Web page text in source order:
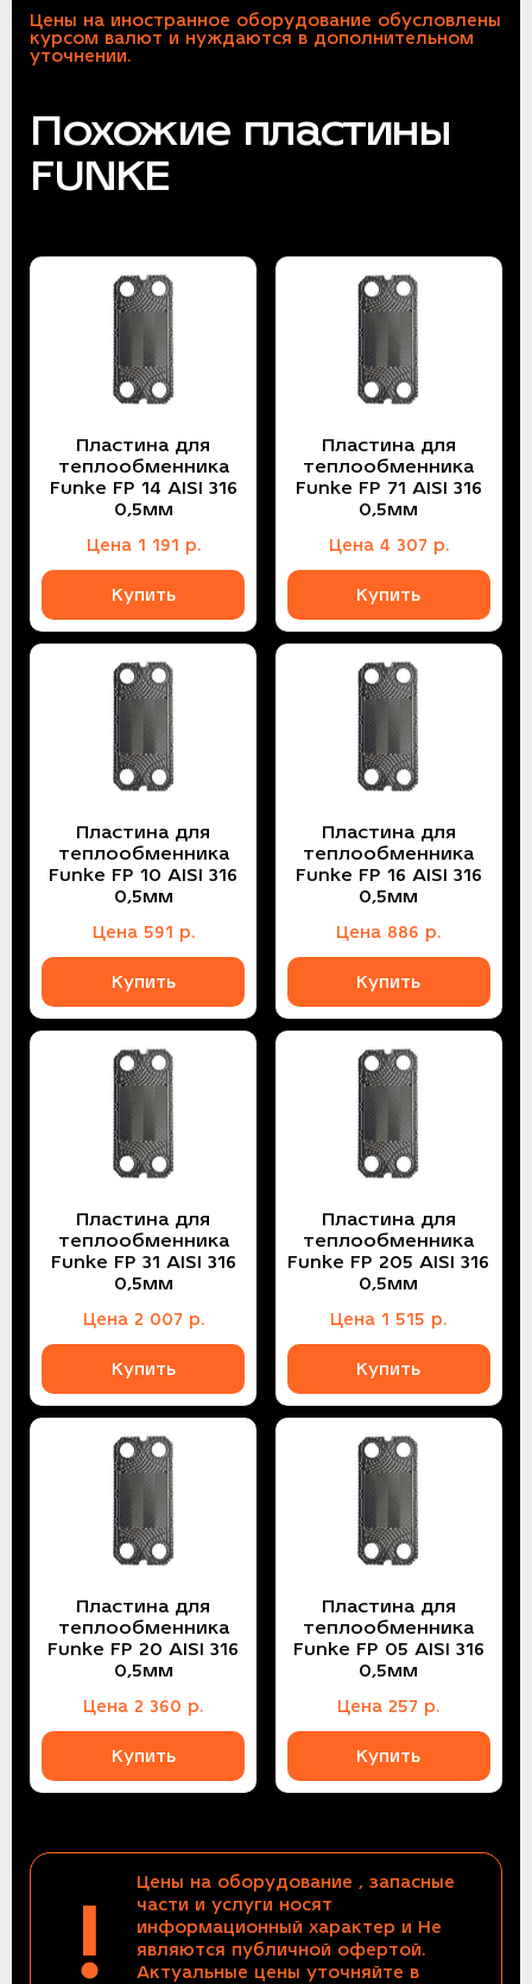
Цены на иностранное оборудование обусловлены
курсом валют и нуждаются в дополнительном
уточнении.
Похожие пластины
FUNKE
Пластина для
теплообменника
Funke FP 14 AISI 316
0,5мм
Цена 1 191 р.
Купить
Пластина для
теплообменника
Funke FP 71 AISI 316
0,5мм
Цена 4 307 р.
Купить
Пластина для
теплообменника
Funke FP 10 AISI 316
0,5мм
Цена 591 р.
Купить
Пластина для
теплообменника
Funke FP 16 AISI 316
0,5мм
Цена 886 р.
Купить
Пластина для
теплообменника
Funke FP 31 AISI 316
0,5мм
Цена 2 007 р.
Купить
Пластина для
теплообменника
Funke FP 205 AISI 316
0,5мм
Цена 1 515 р.
Купить
Пластина для
теплообменника
Funke FP 20 AISI 316
0,5мм
Цена 2 360 р.
Купить
Пластина для
теплообменника
Funke FP 05 AISI 316
0,5мм
Цена 257 р.
Купить
!
Цены на оборудование , запасные
части и услуги носят
информационный характер и Не
являются публичной офертой.
Актуальные цены уточняйте в